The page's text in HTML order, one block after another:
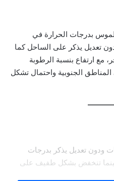
بدرجات الحرارة في
تعديل يذكر على الساحل كما
مع ارتفاع بنسبة الرطوبة
الجنوبية واحتمال تشكل
ودون تعديل يذكر بدرجات
بينما تنخفض بشكل طفيف على